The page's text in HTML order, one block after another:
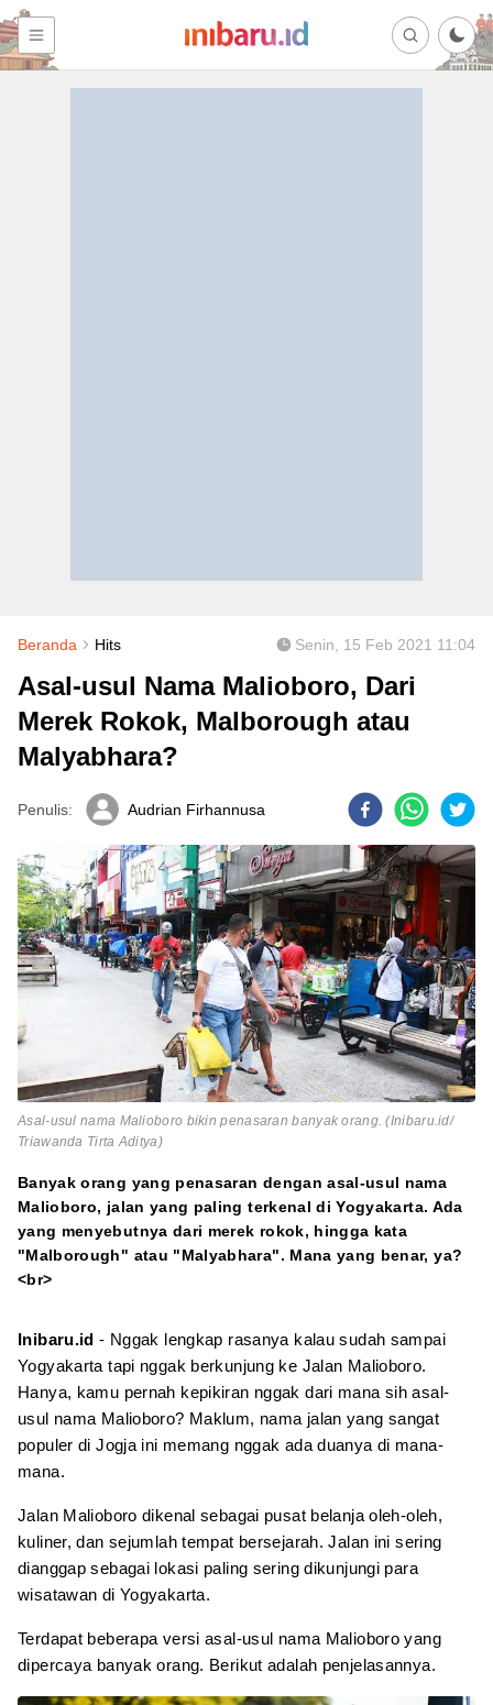
Beranda Hits Senin, 15 Feb 2021 11:04
Asal-usul Nama Malioboro, Dari
Merek Rokok, Malborough atau
Malyabhara?
Penulis: Audrian Firhannusa
Asal-usul nama Malioboro bikin penasaran banyak orang. (Inibaru.id/
Triawanda Tirta Aditya)
Banyak orang yang penasaran dengan asal-usul nama
Malioboro, jalan yang paling terkenal di Yogyakarta. Ada
yang menyebutnya dari merek rokok, hingga kata
"Malborough" atau "Malyabhara". Mana yang benar, ya?
<br>
Inibaru.id- Nggak lengkap rasanya kalau sudah sampai
Yogyakarta tapi nggak berkunjung ke Jalan Malioboro.
Hanya, kamu pernah kepikiran nggak dari mana sih asal-
usul nama Malioboro? Maklum, nama jalan yang sangat
populer di Jogja ini memang nggak ada duanya di mana-
mana.
Jalan Malioboro dikenal sebagai pusat belanja oleh-oleh,
kuliner, dan sejumlah tempat bersejarah. Jalan ini sering
dianggap sebagai lokasi paling sering dikunjungi para
wisatawan di Yogyakarta.
Terdapat beberapa versi asal-usul nama Malioboro yang
dipercaya banyak orang. Berikut adalah penjelasannya.